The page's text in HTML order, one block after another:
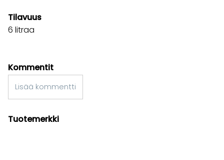
Tilavuus
6 litraa
Kommentit
Lisää kommentti
Tuotemerkki